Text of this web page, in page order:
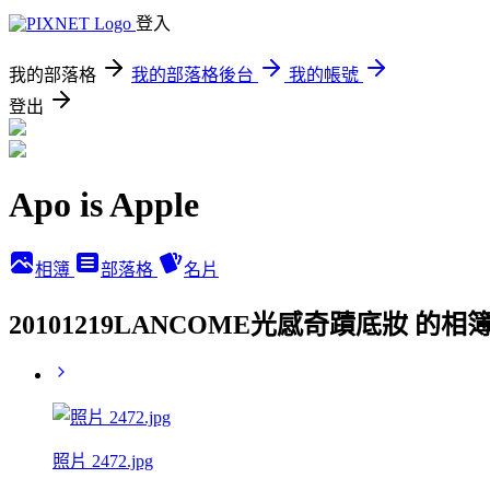
登入
我的部落格 我的部落格後台
我的帳號
登出
Apo is Apple
相簿 部落格 名片
20101219LANCOME光感奇蹟底妝 的相
照片 2472.jpg